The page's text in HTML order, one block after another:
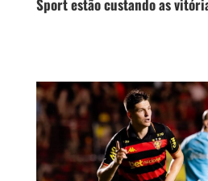
Sport estão custando as